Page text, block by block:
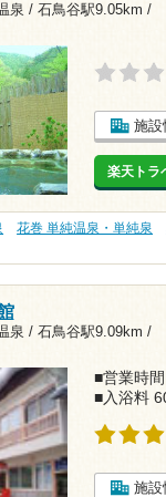
泉 / 石鳥谷駅9.05km /
施設
楽天トラ
花巻 単純温泉・単純泉
泉 / 石鳥谷駅9.09km /
■営業時
■入浴料
施設